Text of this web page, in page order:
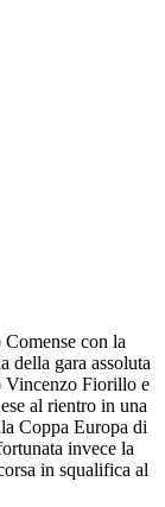
con la
della gara assoluta
Vincenzo Fiorillo e
al rientro in una
Coppa Europa di
invece la
in squalifica al